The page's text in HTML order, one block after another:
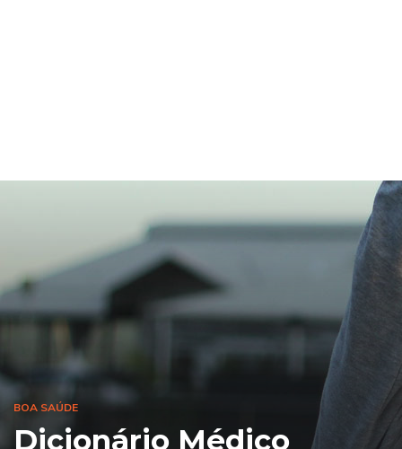
BOA SAÚDE
Dicionário Médico